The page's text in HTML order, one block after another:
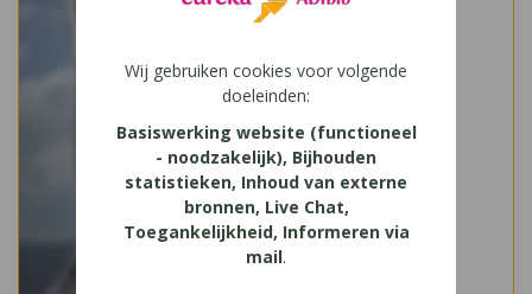
Wij gebruiken cookies voor volgende
doeleinden:
Basiswerking website (functioneel
- noodzakelijk), Bijhouden
statistieken, Inhoud van externe
bronnen, Live Chat,
Toegankelijkheid, Informeren via
mail.